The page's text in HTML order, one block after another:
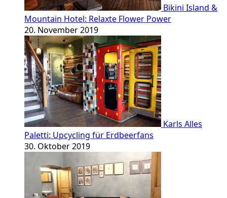
Bikini Island &
Mountain Hotel: Relaxte Flower Power
20. November 2019
Karls Alles
Paletti: Upcycling für Erdbeerfans
30. Oktober 2019